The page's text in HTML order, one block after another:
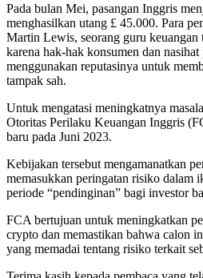
Pada bulan Mei, pasangan Inggris
menghasilkan utang £ 45.000. Para
Martin Lewis, seorang guru keuangan
karena hak-hak konsumen dan
menggunakan reputasinya untuk
tampak sah.
Untuk mengatasi meningkatnya
Otoritas Perilaku Keuangan Inggris
baru pada Juni 2023.
Kebijakan tersebut mengamanatkan
memasukkan peringatan risiko dalam
periode “pendinginan” bagi investor
FCA bertujuan untuk meningkatkan
crypto dan memastikan bahwa calon
yang memadai tentang risiko terkait